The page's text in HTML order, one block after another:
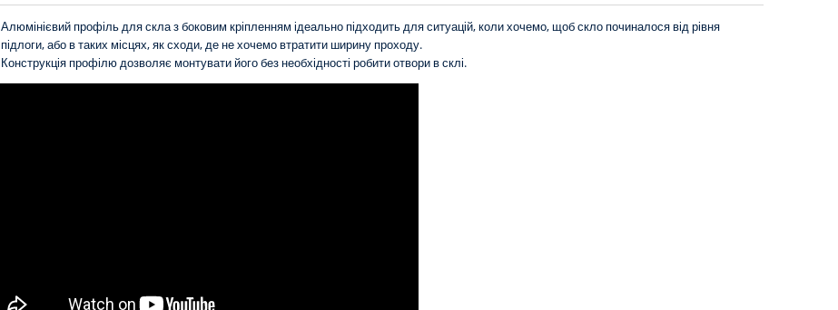
Алюмінієвий профіль для скла з боковим кріпленням ідеально підходить для ситуацій, коли хочемо, щоб скло починалося від рівня
підлоги, або в таких місцях, як сходи, де не хочемо втратити ширину проходу.
Конструкція профілю дозволяє монтувати його без необхідності робити отвори в склі.